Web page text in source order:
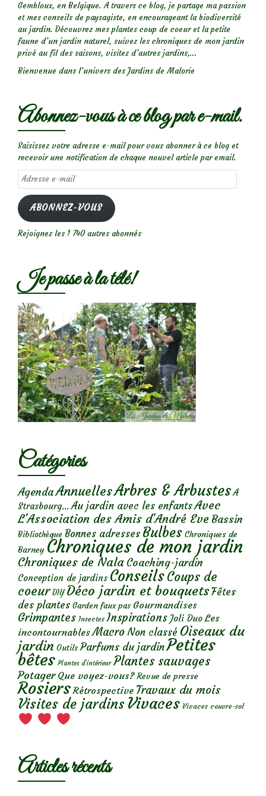
Gembloux, en Belgique. A travers ce blog, je partage ma passion
et mes conseils de paysagiste, en encourageant la biodiversité
au jardin. Découvrez mes plantes coup de coeur et la petite
faune d’un jardin naturel, suivez les chroniques de mon jardin
privé au fil des saisons, visitez d’autres jardins,...
Bienvenue dans l’univers des Jardins de Malorie
Abonnez-vous à ce blog par e-mail.
Saisissez votre adresse e-mail pour vous abonner à ce blog et
recevoir une notification de chaque nouvel article par email.
Adresse
e-
mail
ABONNEZ-VOUS
Rejoignez les 1 740 autres abonnés
Je passe à la télé!
Catégories
AgendaAnnuellesArbres & Arbustes A
Strasbourg... Au jardin avec les enfantsAvec
L'Association des Amis d'André Eve Bassin
Bibliothèque Bonnes adresses Bulbes Chroniques de
Barney Chroniques de mon jardin
Chroniques de Nala Coaching-jardin
Conception de jardins ConseilsCoups de
coeur DIY Déco jardin et bouquetsFêtes
des plantes Garden faux pas Gourmandises
Grimpantes Insectes Inspirations Joli Duo Les
incontournables Macro Non classé Oiseaux du
jardin Outils Parfums du jardinPetites
bêtes Plantes d’intérieur Plantes sauvages
Potager Que voyez-vous? Revue de presse
Rosiers Rétrospective Travaux du mois
Visites de jardins Vivaces Vivaces couvre-sol
Articles récents